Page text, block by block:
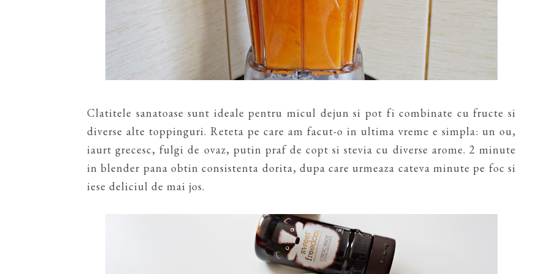
Clatitele sanatoase sunt ideale pentru micul dejun si pot fi combinate cu fructe si
diverse alte toppinguri. Reteta pe care am facut-o in ultima vreme e simpla: un ou,
iaurt grecesc, fulgi de ovaz, putin praf de copt si stevia cu diverse arome. 2 minute
in blender pana obtin consistenta dorita, dupa care urmeaza cateva minute pe foc si
iese deliciul de mai jos.